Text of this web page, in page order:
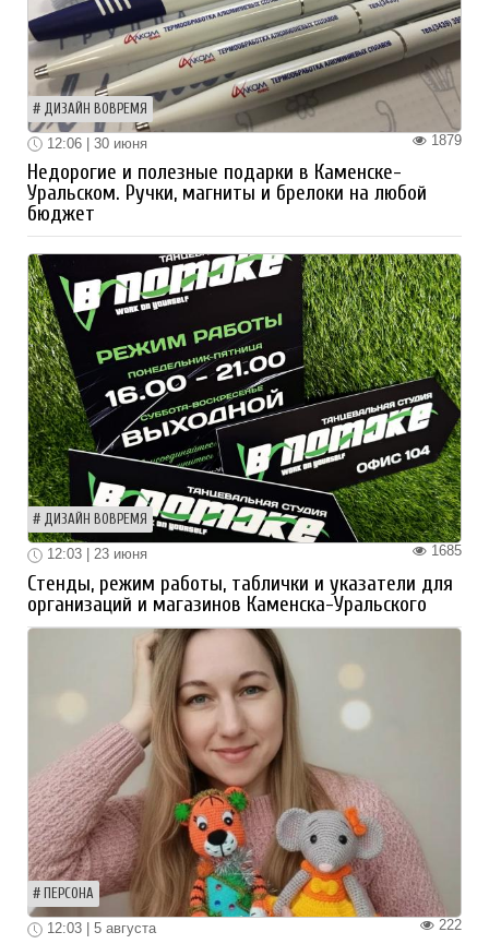
ДИЗАЙН ВОВРЕМЯ
1879
12:06 | 30 июня
Недорогие и полезные подарки в Каменске-
Уральском. Ручки, магниты и брелоки на любой
бюджет
ДИЗАЙН ВОВРЕМЯ
1685
12:03 | 23 июня
Стенды, режим работы, таблички и указатели для
организаций и магазинов Каменска-Уральского
ПЕРСОНА
222
12:03 | 5 августа